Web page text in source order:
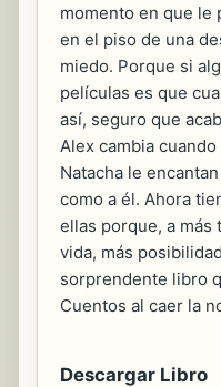
momento en que le
en el piso de una
miedo. Porque si
películas es que
así, seguro que
Alex cambia
Natacha le
como a él. Ahora
ellas porque, a más
vida, más
sorprendente libro
Cuentos al caer la
Descargar Libro